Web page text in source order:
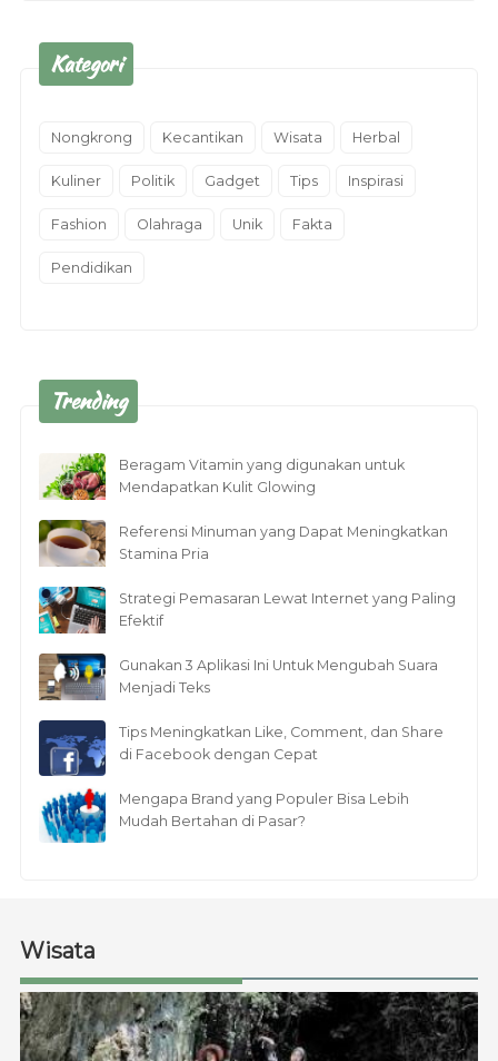
Kategori
Nongkrong Kecantikan Wisata Herbal
Kuliner Politik Gadget Tips Inspirasi
Fashion Olahraga Unik Fakta
Pendidikan
Trending
Beragam Vitamin yang digunakan untuk
Mendapatkan Kulit Glowing
Referensi Minuman yang Dapat Meningkatkan
Stamina Pria
Strategi Pemasaran Lewat Internet yang Paling
Efektif
Gunakan 3 Aplikasi Ini Untuk Mengubah Suara
Menjadi Teks
Tips Meningkatkan Like, Comment, dan Share
di Facebook dengan Cepat
Mengapa Brand yang Populer Bisa Lebih
Mudah Bertahan di Pasar?
Wisata